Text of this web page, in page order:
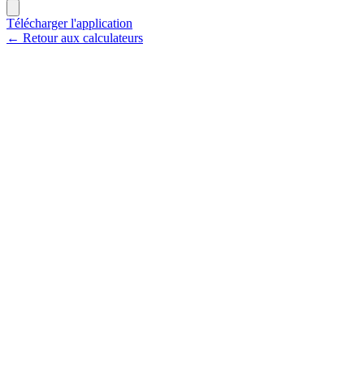
Télécharger l'application
← Retour aux calculateurs